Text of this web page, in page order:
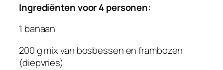
Ingrediënten voor 4 personen:
1 banaan
200 g mix van bosbessen en frambozen
(diepvries)